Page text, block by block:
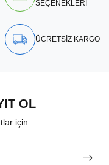
SEÇENEKLERİ
ÜCRETSİZ KARGO
OL
için